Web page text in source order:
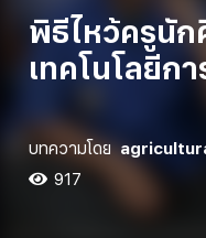
พิธีไหว้ครูนัก
เทคโนโลยีก
บทความโดย
917